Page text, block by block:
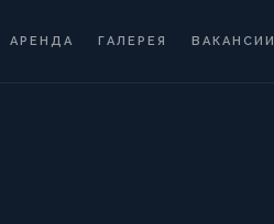
АРЕНДА ГАЛЕРЕЯ ВАКАНСИИ